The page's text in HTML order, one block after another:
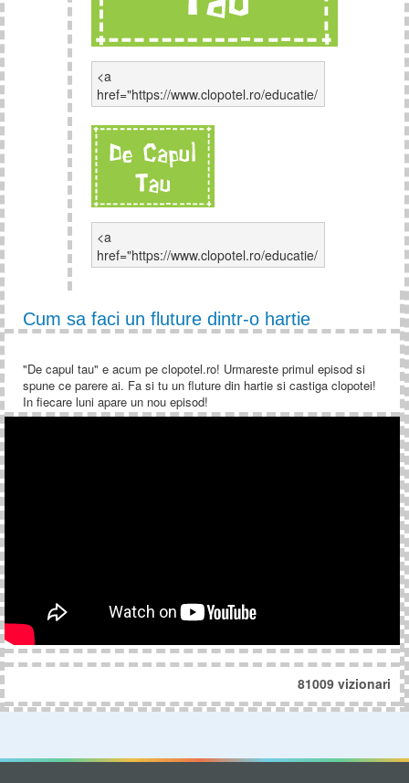
Cum sa faci un fluture dintr-o hartie
"De capul tau" e acum pe clopotel.ro! Urmareste primul episod si
spune ce parere ai. Fa si tu un fluture din hartie si castiga clopotei!
In fiecare luni apare un nou episod!
81009 vizionari